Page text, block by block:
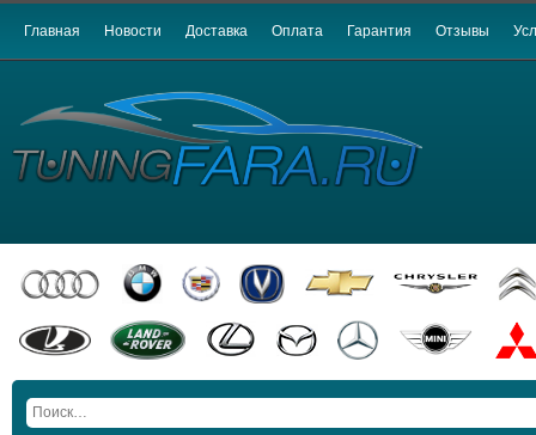
Главная Новости Доставка Оплата Гарантия Отзывы